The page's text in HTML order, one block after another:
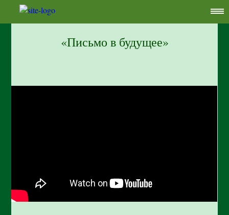
«Письмо в будущее»